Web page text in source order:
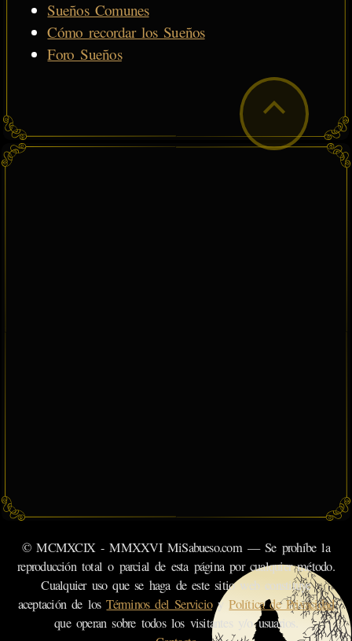
Sueños Comunes
Cómo recordar los Sueños
Foro Sueños
© MCMXCIX - MMXXVI MiSabueso.com — Se prohíbe la
reproducción total o parcial de esta página por cualquier método.
Cualquier uso que se haga de este sitio web constituye
aceptación de losTérminos del ServicioyPolítica de Privacidad
que operan sobre todos los visitantes y/o usuarios.